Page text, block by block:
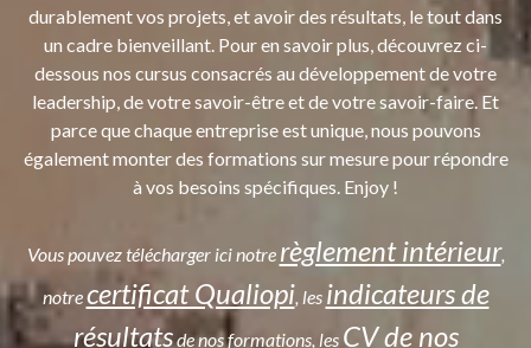
durablement vos projets, et avoir des résultats, le tout dans
un cadre bienveillant. Pour en savoir plus, découvrez ci-
dessous nos cursus consacrés au développement de votre
leadership, de votre savoir-être et de votre savoir-faire. Et
parce que chaque entreprise est unique, nous pouvons
également monter des formations sur mesure pour répondre
à vos besoins spécifiques. Enjoy !
Vous pouvez télécharger ici notre règlement intérieur,
notrecertificat Qualiopi, les indicateurs de
résultatsde nos formations, les CV de nos